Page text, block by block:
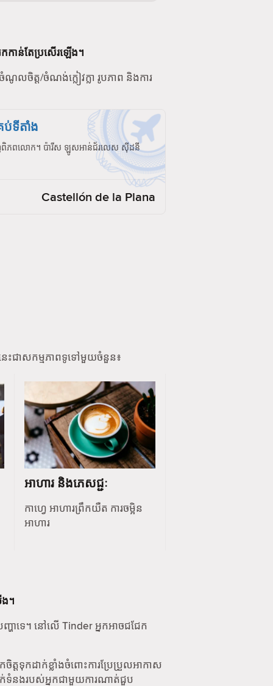
ាន់តែប្រសើរឡើង។
ចិត្ត/ចំណង់ក្លៀវក្លា រូបភាព និងការ
ទីតាំង
ពិភពលោក។ ប៉ារីស ឡូសអាន់ជ័រលេស ស៊ីដនី
Castellón de la Plana
ះជាសកម្មភាពទូទៅមួយចំនួន៖
អាហារ និងភេសជ្ជៈ
កាហ្វេ អាហារព្រឹកយឺត ការចម្អិន
អាហារ
។
ាទេ។ នៅលើ Tinder អ្នកអាចជជែក
តទុកដាក់ខ្លាំងចំពោះការប្រែប្រួលអាកាស
ក់ទំនងរបស់អ្នកជាមួយការណាត់ជួប